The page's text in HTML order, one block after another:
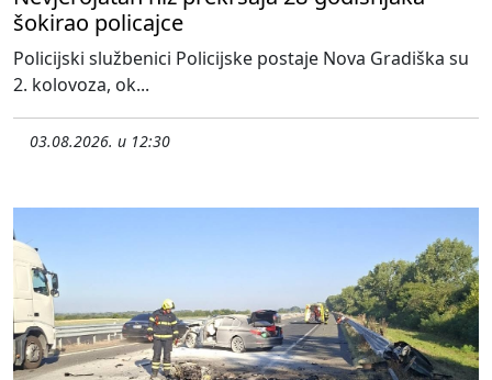
šokirao policajce
Policijski službenici Policijske postaje Nova Gradiška su
2. kolovoza, ok...
03.08.2026. u 12:30